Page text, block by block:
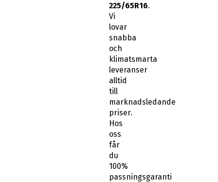
225/65R16.
Vi
lovar
snabba
och
klimatsmarta
leveranser
alltid
till
marknadsledande
priser.
Hos
oss
får
du
100%
passningsgaranti